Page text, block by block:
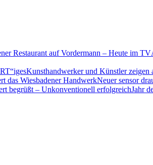
Kunsthandwerker und Künstler zeigen
Neuer sensor
Jahr